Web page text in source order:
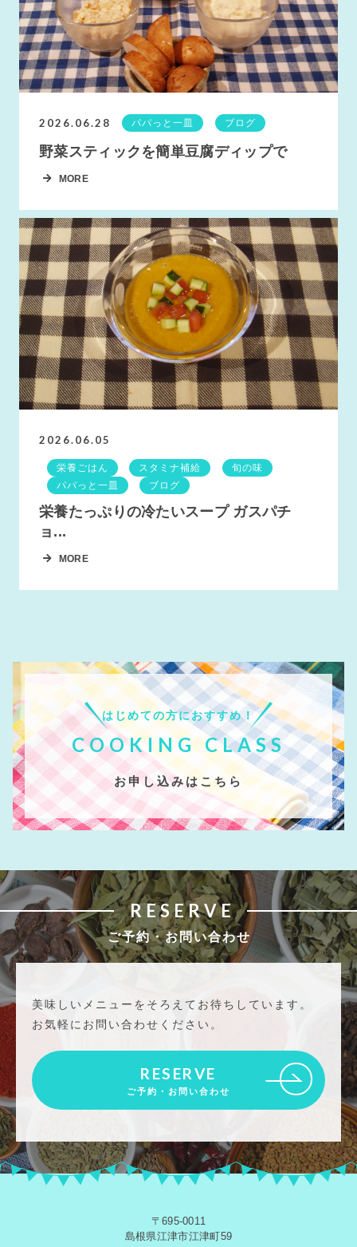
2026.06.28 パパっと一皿 ブログ
野菜スティックを簡単豆腐ディップで
MORE
2026.06.05
栄養ごはん スタミナ補給
旬の味
パパっと一皿
ブログ
栄養たっぷりの冷たいスープ ガスパチ
ョ...
MORE
はじめての方におすすめ！
COOKING CLASS
お申し込みはこちら
RESERVE
ご予約・お問い合わせ
美味しいメニューをそろえてお待ちしています。
お気軽にお問い合わせください。
RESERVE
ご予約・お問い合わせ
〒695-0011
島根県江津市江津町59